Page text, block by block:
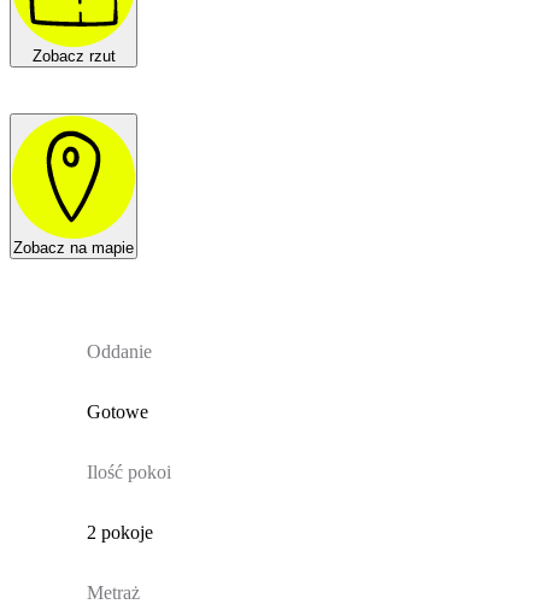
Zobacz rzut
Zobacz na mapie
Oddanie
Gotowe
Ilość pokoi
2 pokoje
Metraż